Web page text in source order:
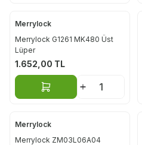
Merrylock
Merrylock G1261 MK480 Üst
Lüper
1.652,00 TL
Sepete Ekle
Merrylock
Merrylock ZM03L06A04